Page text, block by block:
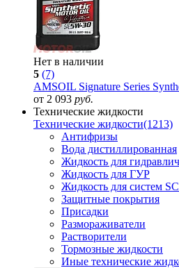
Нет в наличии
5 (7)
AMSOIL Signature Series
от 2 093 руб.
Технические жидкости
Технические жидкости(1213)
Антифризы
Вода дистиллированная
Жидкость для
Жидкость для ГУР
Жидкость для систем
Защитные покрытия
Присадки
Размораживатели
Растворители
Тормозные жидкости
Иные технические